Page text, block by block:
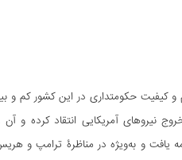
از افغانستان در اوت 2021، وضعیت مردم و کیفیت
نیروهای آمریکایی انتقاد کرده
یافت و به‌ویژه در مناظرۀ ترامپ و